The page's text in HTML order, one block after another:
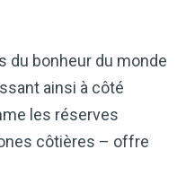
du bonheur du monde
ainsi à côté
les réserves
côtières – offre